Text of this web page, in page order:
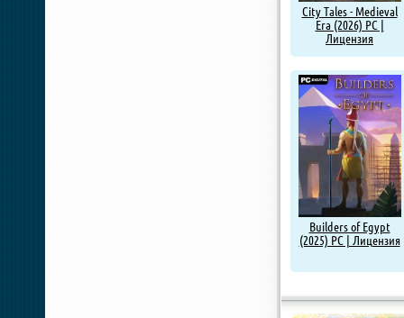
City Tales - Medieval
Era (2026) PC |
Лицензия
Builders of Egypt
(2025) PC | Лицензия